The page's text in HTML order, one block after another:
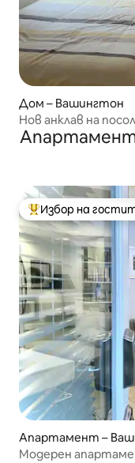
Дом – Вашингтон
Нов анклав на
Най-популярен
Избор на
Апартамент –
Модерен